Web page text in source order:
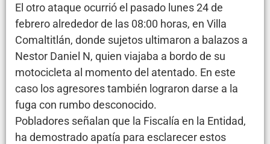
El otro ataque ocurrió el pasado lunes 24 de
febrero alrededor de las 08:00 horas, en Villa
Comaltitlán, donde sujetos ultimaron a balazos a
Nestor Daniel N, quien viajaba a bordo de su
motocicleta al momento del atentado. En este
caso los agresores también lograron darse a la
fuga con rumbo desconocido.
Pobladores señalan que la Fiscalía en la Entidad,
ha demostrado apatía para esclarecer estos